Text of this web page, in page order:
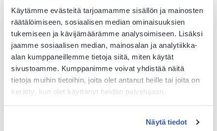
Käytämme evästeitä tarjoamamme sisällön ja mainosten
räätälöimiseen, sosiaalisen median ominaisuuksien
tukemiseen ja kävijämäärämme analysoimiseen. Lisäksi
jaamme sosiaalisen median, mainosalan ja analytiikka-
alan kumppaneillemme tietoja siitä, miten käytät
sivustoamme. Kumppanimme voivat yhdistää näitä
tietoja muihin tietoihin, joita olet antanut heille tai joita on
kerätty, kun olet käyttänyt heidän palvelujaan.
Näytä tiedot
Median näyttäminen vaatii markkinointievästeiden
hyväksynnän.